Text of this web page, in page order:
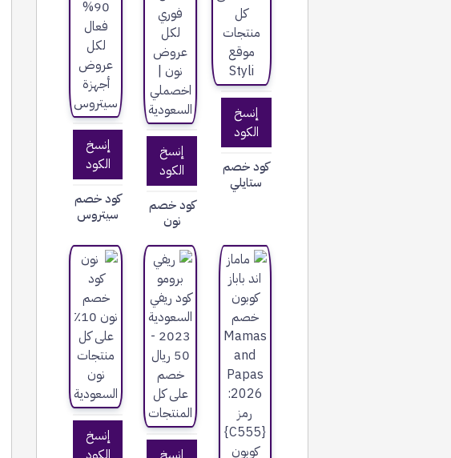
إنسخ
الكود
كود خصم
ستايلي
إنسخ
الكود
كود خصم
نون
إنسخ
الكود
كود خصم
سيتروس
إنسخ